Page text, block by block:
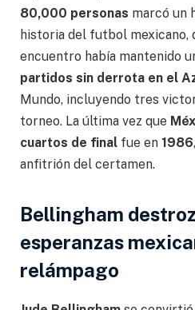
80,000 personas marcó un
historia del futbol mexicano,
encuentro había mantenido
partidos sin derrota en el
Mundo, incluyendo tres
torneo. La última vez que
cuartos de final fue en 1986
anfitrión del certamen.
Bellingham
esperanzas
relámpago